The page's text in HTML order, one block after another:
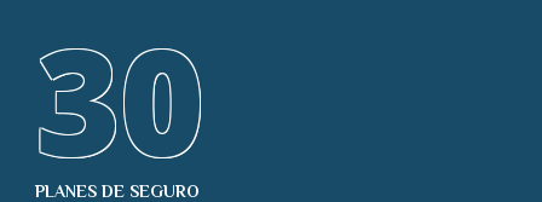
30
PLANES DE SEGURO